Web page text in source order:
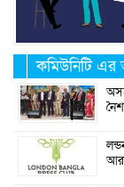
কমিউনিটি